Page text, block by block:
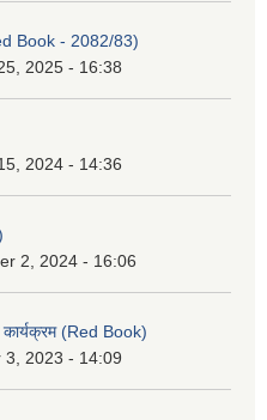
Book - 2082/83)
2025 - 16:38
2024 - 14:36
2, 2024 - 16:06
(Red Book)
3, 2023 - 14:09